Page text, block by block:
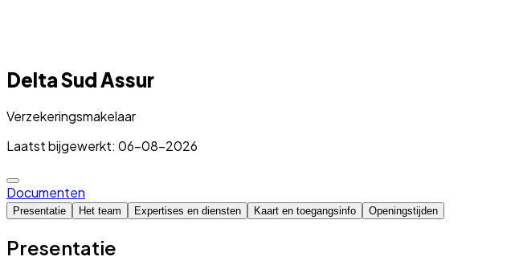
Delta Sud Assur
Verzekeringsmakelaar
Laatst bijgewerkt: 06-08-2026
Documenten
Presentatie Het team Expertises en diensten Kaart en toegangsinfo Openingstijden
Presentatie